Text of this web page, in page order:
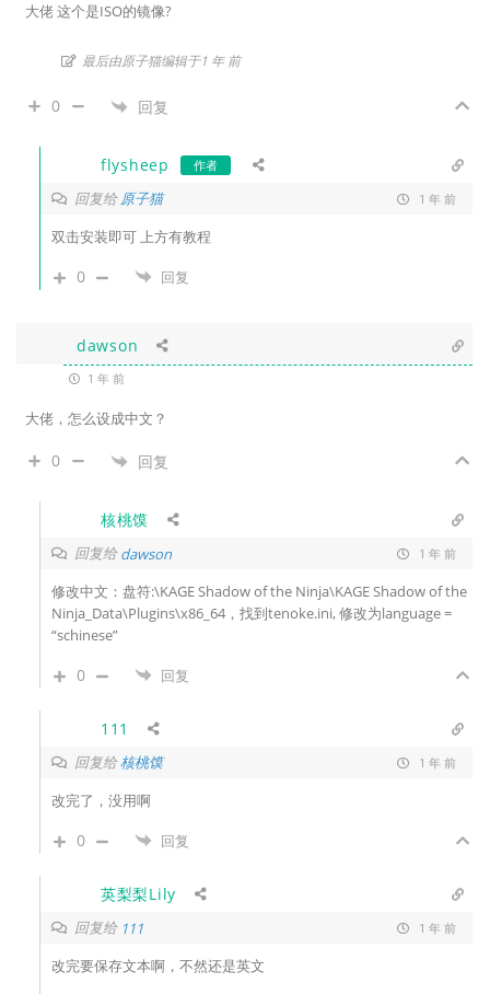
大佬 这个是ISO的镜像?
最后由原子猫编辑于1 年 前
0 回复
flysheep 作者
回复给原子猫 1 年 前
双击安装即可 上方有教程
0 回复
dawson
1 年 前
大佬，怎么设成中文？
0 回复
核桃馍
回复给dawson 1 年 前
修改中文：盘符:\KAGE Shadow of the Ninja\KAGE Shadow of the
Ninja_Data\Plugins\x86_64，找到tenoke.ini, 修改为language =
“schinese”
0 回复
111
回复给核桃馍 1 年 前
改完了，没用啊
0 回复
英梨梨Lily
回复给 111 1 年 前
改完要保存文本啊，不然还是英文